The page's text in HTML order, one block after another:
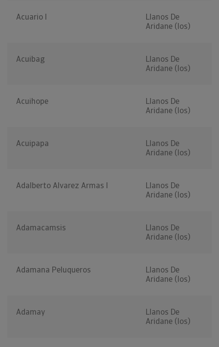
Acuario I
Llanos De
Aridane (los)
Acuibag
Llanos De
Aridane (los)
Acuihope
Llanos De
Aridane (los)
Acuipapa
Llanos De
Aridane (los)
Adalberto Alvarez Armas I
Llanos De
Aridane (los)
Adamacamsis
Llanos De
Aridane (los)
Adamana Peluqueros
Llanos De
Aridane (los)
Adamay
Llanos De
Aridane (los)